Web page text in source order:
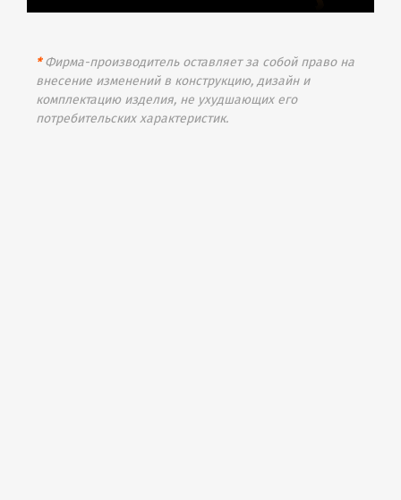
*Фирма-производитель оставляет за собой право на
внесение изменений в конструкцию, дизайн и
комплектацию изделия, не ухудшающих его
потребительских характеристик.